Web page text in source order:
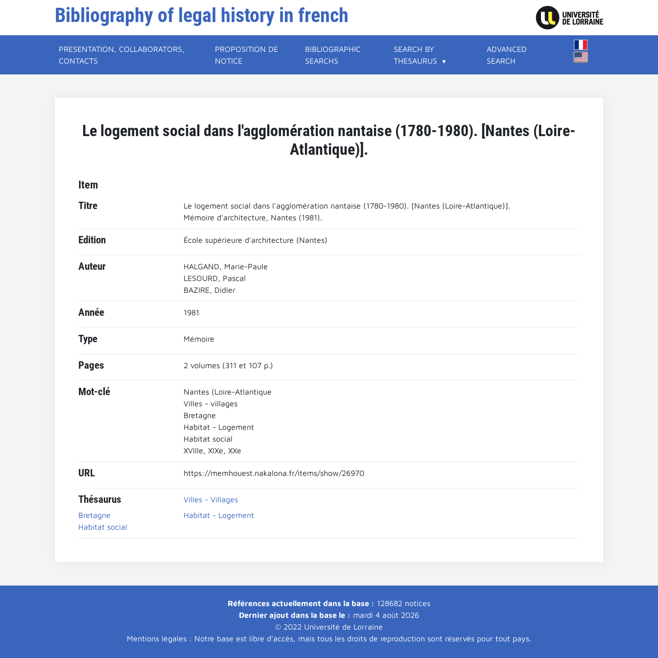
Bibliography of legal history in french
PRESENTATION, COLLABORATORS,
CONTACTS
PROPOSITION DE
NOTICE
BIBLIOGRAPHIC
SEARCHS
SEARCH BY
THESAURUS
ADVANCED
SEARCH
Le logement social dans l'agglomération nantaise (1780-1980). [Nantes (Loire-
Atlantique)].
Item
Titre
Le logement social dans l'agglomération nantaise (1780-1980). [Nantes (Loire-Atlantique)].
Mémoire d'architecture, Nantes (1981).
Edition École supérieure d'architecture (Nantes)
Auteur
HALGAND, Marie-Paule
LESOURD, Pascal
BAZIRE, Didier
Année 1981
Type Mémoire
Pages 2 volumes (311 et 107 p.)
Mot-clé
Nantes (Loire-Atlantique
Villes - villages
Bretagne
Habitat - Logement
Habitat social
XVIIIe, XIXe, XXe
URL https://memhouest.nakalona.fr/items/show/26970
Thésaurus
Villes - Villages
Bretagne
Habitat - Logement
Habitat social
Références actuellement dans la base : 128682 notices
Dernier ajout dans la base le : mardi 4 août 2026
© 2022 Université de Lorraine
Mentions légales : Notre base est libre d'accès, mais tous les droits de reproduction sont réservés pour tout pays.